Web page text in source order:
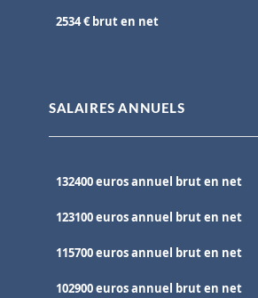
2534 € brut en net
SALAIRES ANNUELS
132400 euros annuel brut en net
123100 euros annuel brut en net
115700 euros annuel brut en net
102900 euros annuel brut en net